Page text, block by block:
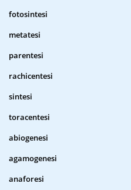
fotosintesi
metatesi
parentesi
rachicentesi
sintesi
toracentesi
abiogenesi
agamogenesi
anaforesi